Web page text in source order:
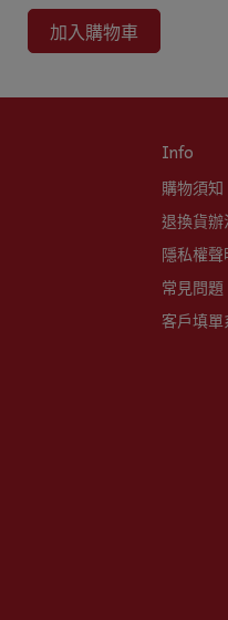
加入購物車
Info
購物須知
退換貨辦
隱私權聲
常見問題
客戶填